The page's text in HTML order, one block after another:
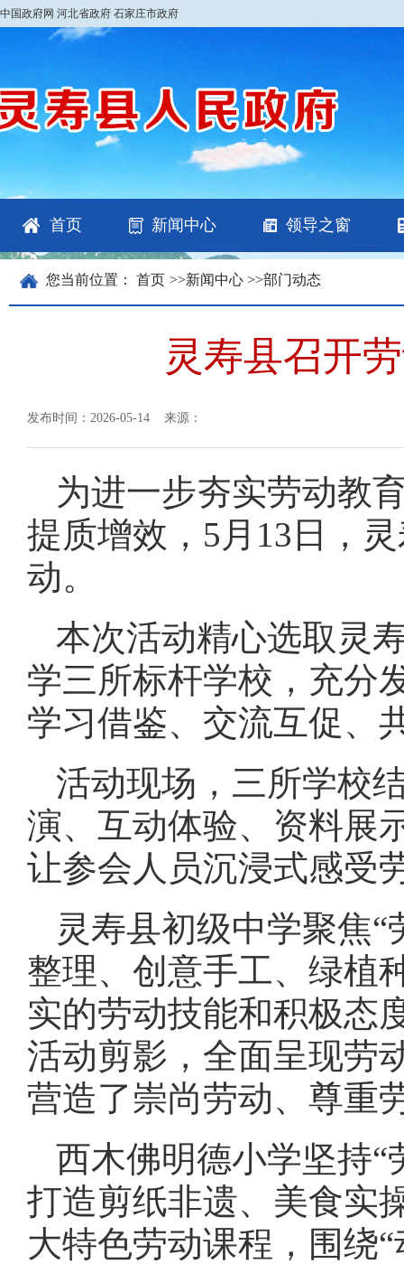
中国政府网 河北省政府 石家庄市政府
首页 新闻中心 领导之窗
您当前位置： 首页 >>新闻中心 >>部门动态
灵寿县召开
发布时间：2026-05-14 来源：
为进一步夯实劳动教
提质增效，5月13日，
动。
本次活动精心选取灵
学三所标杆学校，充分
学习借鉴、交流互促、
活动现场，三所学校
演、互动体验、资料展
让参会人员沉浸式感受
灵寿县初级中学聚焦
整理、创意手工、绿植
实的劳动技能和积极态
活动剪影，全面呈现劳
营造了崇尚劳动、尊重
西木佛明德小学坚持
打造剪纸非遗、美食实
大特色劳动课程，围绕